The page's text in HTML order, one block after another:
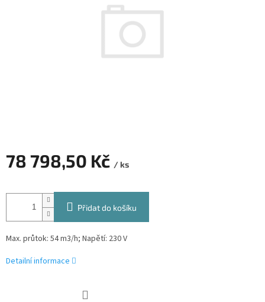
78 798,50 Kč / ks
cena:
Přidat do košíku
Max. průtok: 54 m3/h; Napětí: 230 V
Detailní informace